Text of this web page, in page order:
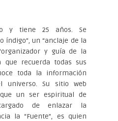
y tiene 25 años. Se
índigo”, un “anclaje de la
y guía de la
que recuerda todas sus
toda la información
universo. Su sitio web
que un ser espiritual de
de enlazar la
la “Fuente”, es quien